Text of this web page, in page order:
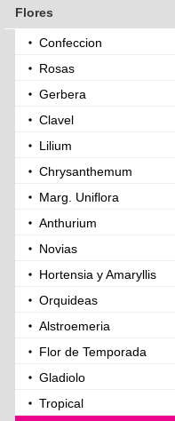
Flores
Confeccion
Rosas
Gerbera
Clavel
Lilium
Chrysanthemum
Marg. Uniflora
Anthurium
Novias
Hortensia y Amaryllis
Orquideas
Alstroemeria
Flor de Temporada
Gladiolo
Tropical